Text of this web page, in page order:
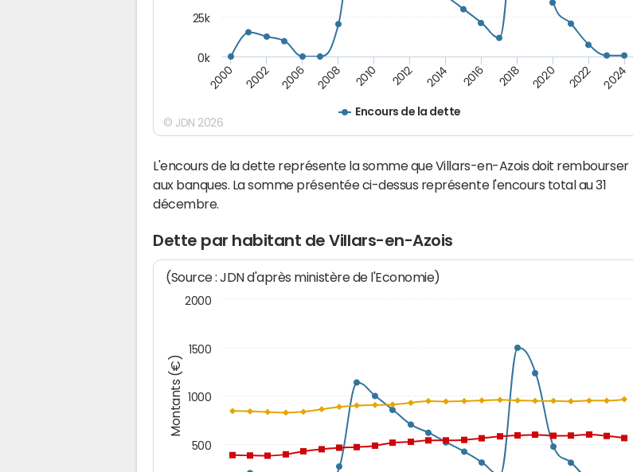
Encours de la dette
2000 2002 2006 2008 2010 2012 2014 2016 2018 2020 2022 2024
0k
25k
© JDN 2026
L'encours de la dette représente la somme que Villars-en-Azois doit rembourser
aux banques. La somme présentée ci-dessus représente l'encours total au 31
décembre.
Dette par habitant de Villars-en-Azois
Montants (€)
(Source : JDN d'après ministère de l'Economie)
500
1000
1500
2000